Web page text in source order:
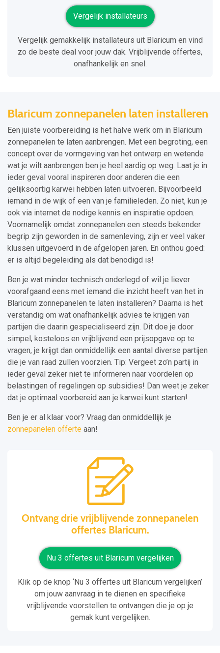
Vergelijk installateurs
Vergelijk gemakkelijk installateurs uit Blaricum en vind
zo de beste deal voor jouw dak. Vrijblijvende offertes,
onafhankelijk en snel.
Blaricum zonnepanelen laten installeren
Een juiste voorbereiding is het halve werk om in Blaricum
zonnepanelen te laten aanbrengen. Met een begroting, een
concept over de vormgeving van het ontwerp en wetende
wat je wilt aanbrengen ben je heel aardig op weg. Laat je in
ieder geval vooral inspireren door anderen die een
gelijksoortig karwei hebben laten uitvoeren. Bijvoorbeeld
iemand in de wijk of een van je familieleden. Zo niet, kun je
ook via internet de nodige kennis en inspiratie opdoen.
Voornamelijk omdat zonnepanelen een steeds bekender
begrip zijn geworden in de samenleving, zijn er veel vaker
klussen uitgevoerd in de afgelopen jaren. En onthou goed:
er is altijd begeleiding als dat benodigd is!
Ben je wat minder technisch onderlegd of wil je liever
voorafgaand eens met iemand die inzicht heeft van het in
Blaricum zonnepanelen te laten installeren? Daarna is het
verstandig om wat onafhankelijk advies te krijgen van
partijen die daarin gespecialiseerd zijn. Dit doe je door
simpel, kosteloos en vrijblijvend een prijsopgave op te
vragen, je krijgt dan onmiddellijk een aantal diverse partijen
die je van raad zullen voorzien. Tip: Vergeet zo’n partij in
ieder geval zeker niet te informeren naar voordelen op
belastingen of regelingen op subsidies! Dan weet je zeker
dat je optimaal voorbereid aan je karwei kunt starten!
Ben je er al klaar voor? Vraag dan onmiddellijk je
zonnepanelen offerte aan!
Ontvang drie vrijblijvende zonnepanelen
offertes Blaricum.
Nu 3 offertes uit Blaricum vergelijken
Klik op de knop ‘Nu 3 offertes uit Blaricum vergelijken’
om jouw aanvraag in te dienen en specifieke
vrijblijvende voorstellen te ontvangen die je op je
gemak kunt vergelijken.